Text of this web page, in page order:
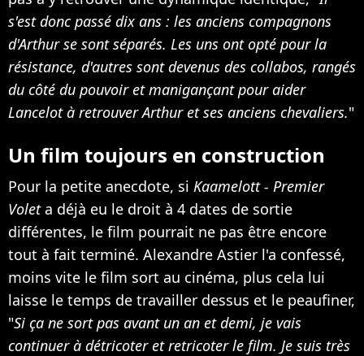
s'est donc passé dix ans : les anciens compagnons
d'Arthur se sont séparés. Les uns ont opté pour la
résistance, d'autres sont devenus des collabos, rangés
du côté du pouvoir et manigançant pour aider
Lancelot à retrouver Arthur et ses anciens chevaliers."
Un film toujours en construction
Pour la petite anecdote, si Kaamelott - Premier
Voleta déjà eu le droit à 4 dates de sortie
différentes, le film pourrait ne pas être encore
tout à fait terminé. Alexandre Astier l'a confessé,
moins vite le film sort au cinéma, plus cela lui
laisse le temps de travailler dessus et le peaufiner,
"Si ça ne sort pas avant un an et demi, je vais
continuer à détricoter et retricoter le film. Je suis très